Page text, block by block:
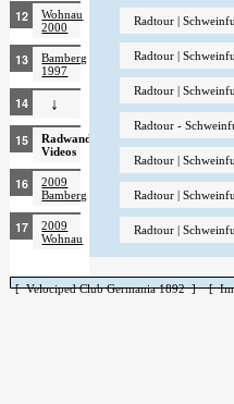
Wohnau
2000
Bamberg
1997
↓
Radwandern
Videos
2009
Bamberg
2009
Wohnau
Radtour |
Radtour |
Radtour |
Radtour -
Radtour |
Radtour |
Radtour |
[ Velociped Club Germania 1892 ] [